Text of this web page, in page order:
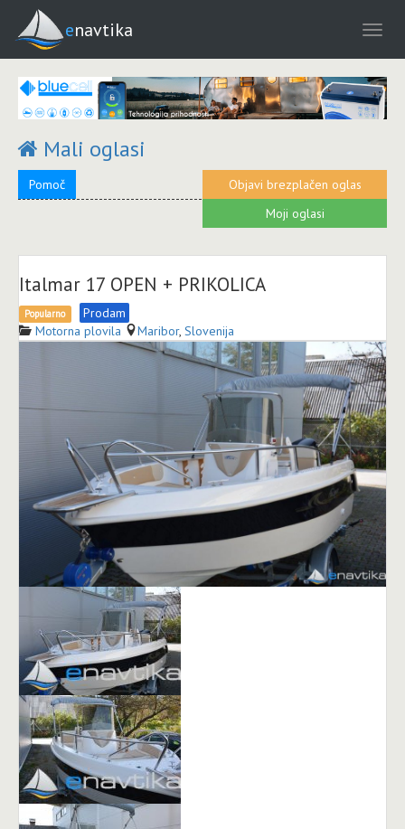
enavtika
Mali oglasi
Objavi brezplačen oglas
Pomoč
Moji oglasi
Italmar 17 OPEN + PRIKOLICA
Popularno
Prodam
Motorna plovila
Maribor, Slovenija